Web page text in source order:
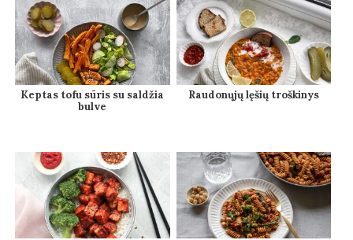
Keptas tofu sūris su saldžia
bulve
Raudonųjų lęšių troškinys